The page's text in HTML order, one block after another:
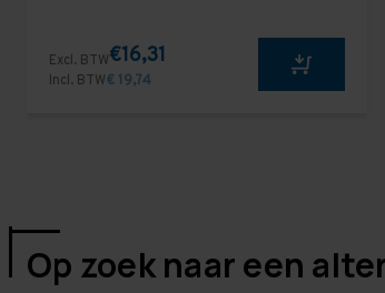
Excl. BTW€16,31
Incl. BTW€ 19,74
Op zoek naar een